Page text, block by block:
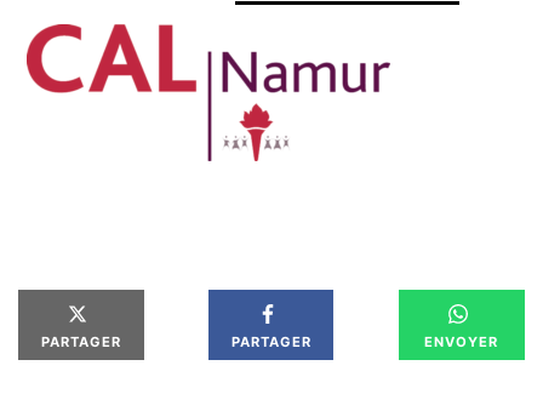
PARTAGER PARTAGER ENVOYER